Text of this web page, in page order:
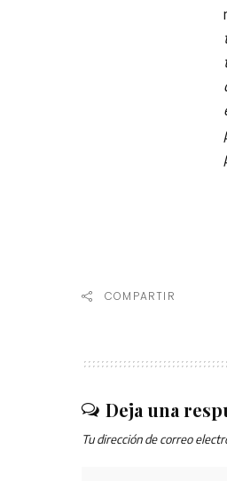
COMPARTIR
Deja una
Tu dirección de correo